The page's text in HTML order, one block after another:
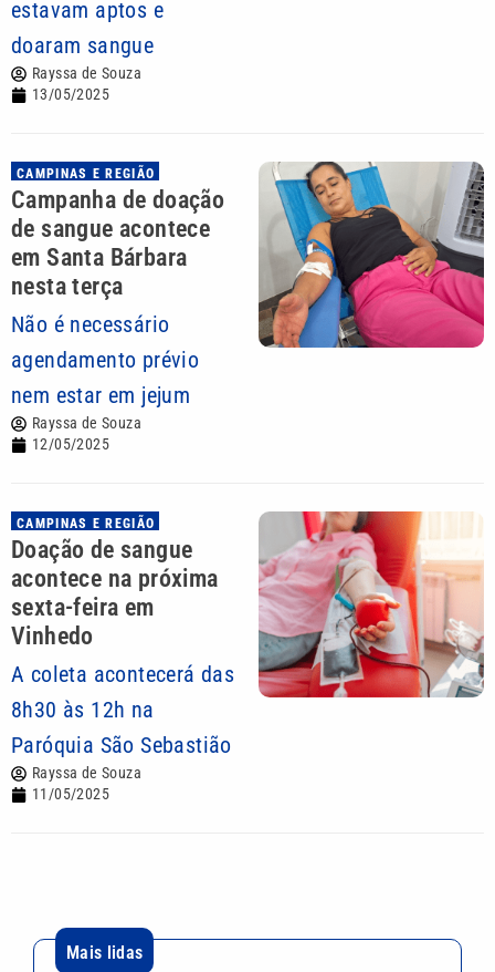
estavam aptos e
doaram sangue
Rayssa de Souza
13/05/2025
CAMPINAS E REGIÃO
Campanha de doação
de sangue acontece
em Santa Bárbara
nesta terça
Não é necessário
agendamento prévio
nem estar em jejum
Rayssa de Souza
12/05/2025
CAMPINAS E REGIÃO
Doação de sangue
acontece na próxima
sexta-feira em
Vinhedo
A coleta acontecerá das
8h30 às 12h na
Paróquia São Sebastião
Rayssa de Souza
11/05/2025
Mais lidas